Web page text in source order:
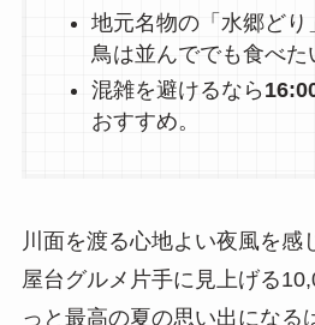
地元名物の「水郷どり
鳥は並んででも食べた
混雑を避けるなら
おすすめ。
川面を渡る心地よい夜風を感
屋台グルメ片手に見上げる
っと最高の夏の思い出になる